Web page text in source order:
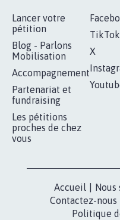
Lancer votre
pétition
Blog - Parlons
Mobilisation
Accompagnement
Partenariat et
fundraising
Les pétitions
proches de chez
vous
TikTok
X
Accueil Nous
Contactez-nous
Politique